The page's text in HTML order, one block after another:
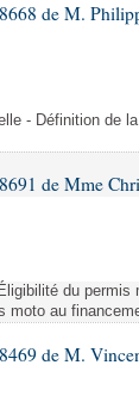
de M.
- Définition de
de Mme
du permis
moto au
de M.